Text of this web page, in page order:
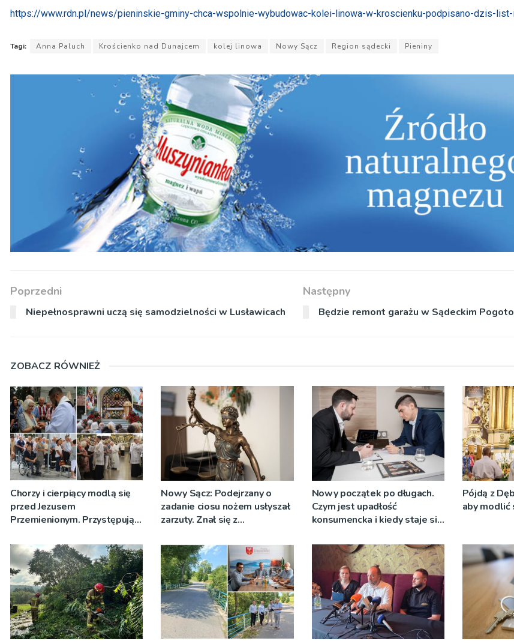
https://www.rdn.pl/news/pieninskie-gminy-chca-wspolnie-wybudowac-kolei-linowa-w-kroscienku-podpisano-dzis-list-
Tagi: Anna Paluch Krościenko nad Dunajcem kolej linowa Nowy Sącz Region sądecki Pieniny
Poprzedni
Niepełnosprawni uczą się samodzielności w Lusławicach
Następny
Będzie remont garażu w Sądeckim
ZOBACZ RÓWNIEŻ
Chorzy i cierpiący modlą się
przed Jezusem
Przemienionym. Przystępują
[ZDJĘCIA]
Nowy Sącz: Podejrzany o
zadanie ciosu nożem usłyszał
zarzuty. Znał się z
Nowy początek po długach.
Czym jest upadłość
konsumencka i kiedy staje się
wyjściem?
Pójdą z
aby modlić